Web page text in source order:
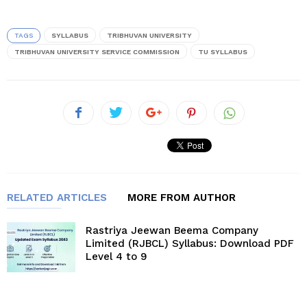
TAGS SYLLABUS TRIBHUVAN UNIVERSITY
TRIBHUVAN UNIVERSITY SERVICE COMMISSION TU SYLLABUS
RELATED ARTICLES MORE FROM AUTHOR
Rastriya Jeewan Beema Company
Limited (RJBCL) Syllabus: Download PDF
Level 4 to 9